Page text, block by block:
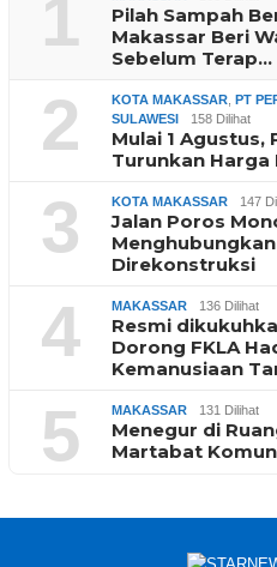
1
Pilah Sampah
Makassar Beri
Sebelum Terap…
2 KOTA MAKASSAR
PT
SULAWESI
158 Dilihat
Mulai 1 Agustus,
Turunkan Harga
3 KOTA MAKASSAR 147
Jalan Poros
Direkonstruksi
4 MAKASSAR 136 Dilihat
Resmi
Dorong FKLA
Kemanusiaan
5 MAKASSAR 131 Dilihat
Menegur di
Martabat